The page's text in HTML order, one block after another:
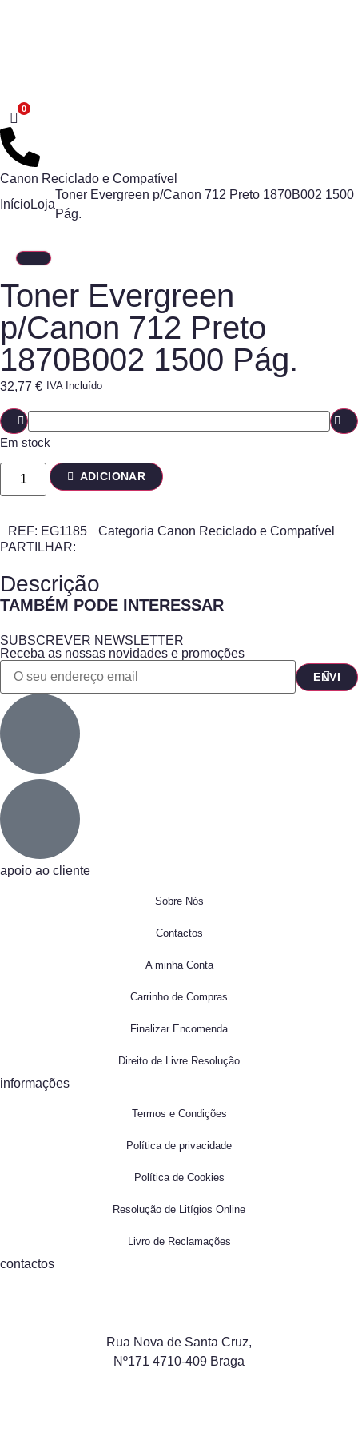
Canon Reciclado e Compatível
InícioLoja
Toner Evergreen p/Canon 712 Preto 1870B002 1500
Pág.
Toner Evergreen
p/Canon 712 Preto
1870B002 1500 Pág.
32,77 € IVA Incluído
Em stock
ADICIONAR
REF: EG1185 Categoria Canon Reciclado e Compatível
PARTILHAR:
Descrição
TAMBÉM PODE INTERESSAR
SUBSCREVER NEWSLETTER
Receba as nossas novidades e promoções
apoio ao cliente
Sobre Nós
Contactos
A minha Conta
Carrinho de Compras
Finalizar Encomenda
Direito de Livre Resolução
informações
Termos e Condições
Política de privacidade
Política de Cookies
Resolução de Litígios Online
Livro de Reclamações
contactos
Rua Nova de Santa Cruz,
Nº171 4710-409 Braga